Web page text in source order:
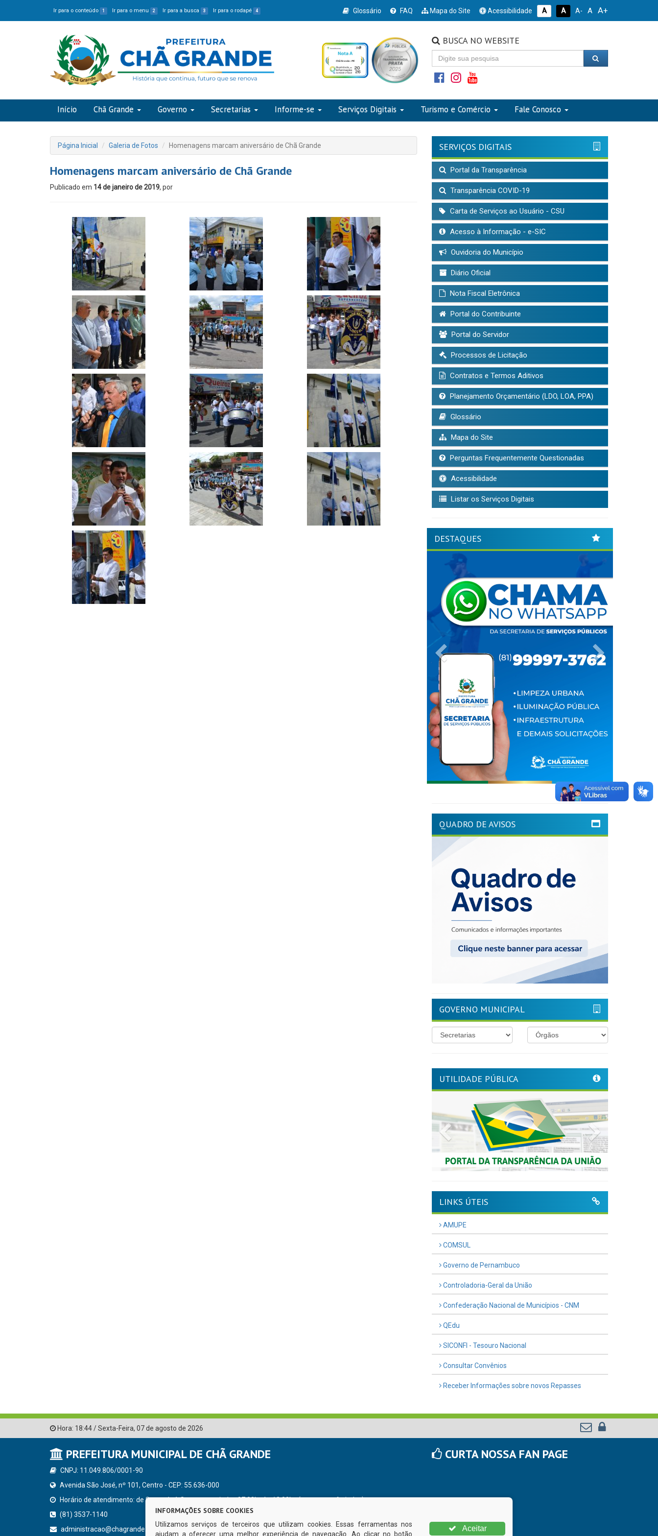
Ir para o conteúdo 1 Ir para o menu 2 Ir para a busca 3 Ir para o rodapé 4 Glossário FAQ Mapa do Site Acessibilidade A A A- A A+
BUSCA NO WEBSITE
Início Chã Grande Governo Secretarias Informe-se Serviços Digitais Turismo e Comércio Fale Conosco
Página Inicial Galeria de Fotos Homenagens marcam aniversário de Chã Grande
Homenagens marcam aniversário de Chã Grande
Publicado em 14 de janeiro de 2019, por
SERVIÇOS DIGITAIS
Portal da Transparência
Transparência COVID-19
Carta de Serviços ao Usuário - CSU
Acesso à Informação - e-SIC
Ouvidoria do Município
Diário Oficial
Nota Fiscal Eletrônica
Portal do Contribuinte
Portal do Servidor
Processos de Licitação
Contratos e Termos Aditivos
Planejamento Orçamentário (LDO, LOA, PPA)
Glossário
Mapa do Site
Perguntas Frequentemente Questionadas
Acessibilidade
Listar os Serviços Digitais
DESTAQUES
Previous
QUADRO DE AVISOS
GOVERNO MUNICIPAL
UTILIDADE PÚBLICA
Previous
LINKS ÚTEIS
AMUPE
COMSUL
Governo de Pernambuco
Controladoria-Geral da União
Confederação Nacional de Municípios - CNM
QEdu
SICONFI - Tesouro Nacional
Consultar Convênios
Receber Informações sobre novos Repasses
Hora: 18:44/Sexta-Feira, 07 de agosto de 2026
PREFEITURA MUNICIPAL DE CHÃ GRANDE
CNPJ: 11.049.806/0001-90
Avenida São José, nº 101, Centro - CEP: 55.636-000
Horário de atendimento: de Segunda à Sexta, a partir das 07:00hs às 13:00hs (exceto nos feriados)
(81) 3537-1140
administracao@chagrande.pe.gov.br
CURTA NOSSA FAN PAGE
INFORMAÇÕES SOBRE COOKIES
Utilizamos serviços de terceiros que utilizam cookies. Essas ferramentas nos
ajudam a oferecer uma melhor experiência de navegação. Ao clicar no botão
Aceitar